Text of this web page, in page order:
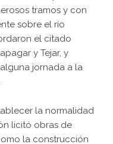
tramos y con
sobre el río
el citado
y Tejar, y
jornada a la
la normalidad
licitó obras de
la construcción